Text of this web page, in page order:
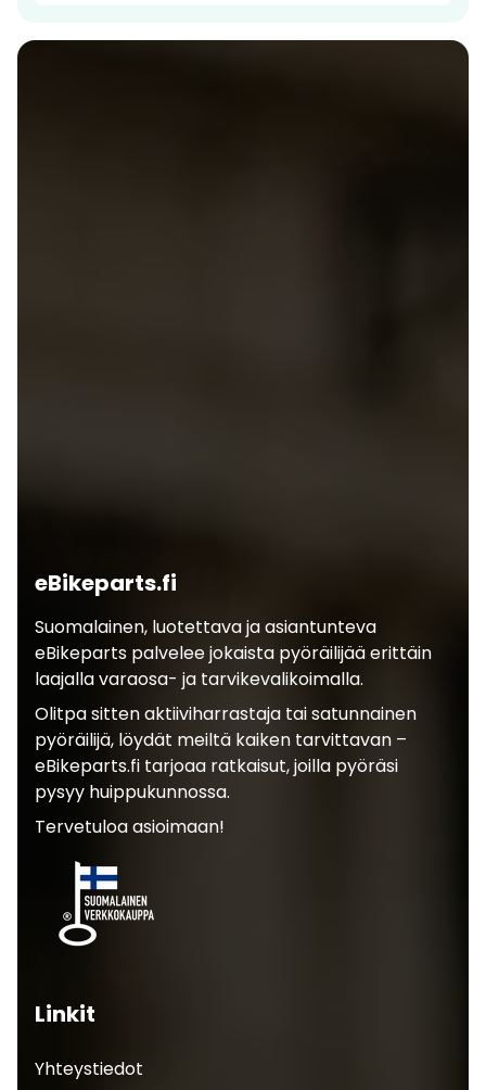
eBikeparts.fi
Suomalainen, luotettava ja asiantunteva
eBikeparts palvelee jokaista pyöräilijää erittäin
laajalla varaosa- ja tarvikevalikoimalla.
Olitpa sitten aktiiviharrastaja tai satunnainen
pyöräilijä, löydät meiltä kaiken tarvittavan –
eBikeparts.fi tarjoaa ratkaisut, joilla pyöräsi
pysyy huippukunnossa.
Tervetuloa asioimaan!
Linkit
Yhteystiedot